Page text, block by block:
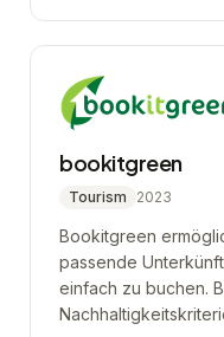
bookitgreen
Tourism 2023
Bookitgreen
passende
einfach zu buchen.